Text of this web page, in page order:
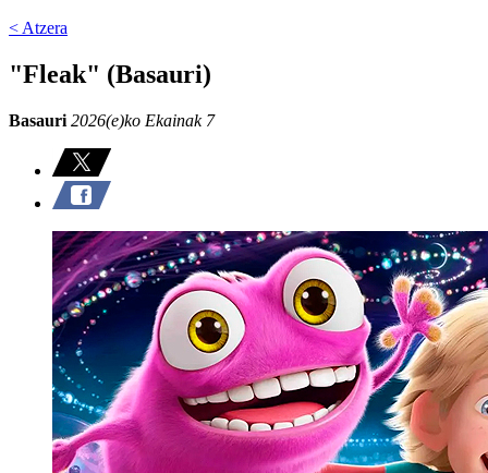
< Atzera
"Fleak" (Basauri)
Basauri 2026(e)ko Ekainak 7